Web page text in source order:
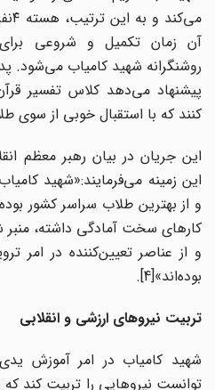
آن زمان تکمیل و شروعی برای
روشنگرانه شهید کامیاب می‌شود.
پیشنهاد می‌دهد کلاس تفسیر قرآن
کنند که با استقبال خوبی از سوی
این جریان در بیان رهبر معظم
این زمینه می‌فرمایند:«شهید
و از بهترین طلاب سراسر کشور
کارهای سخت آمادگی داشته، منبر
و از عناصر تعیین‌کننده در امر
بوده‌اند»[4].
تربیت نیروهای ارزشی و انقلابی
شهید کامیاب در امر آموزش یدی
توانست نیروهایی را تربیت کند که